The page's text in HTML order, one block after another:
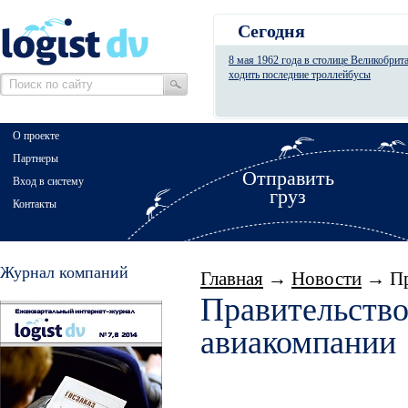
Сегодня
8 мая 1962 года в столице
ходить последние троллейбусы
Отправить
груз
О проекте
Партнеры
Вход в систему
Контакты
Журнал компаний Главная → Новости →
авиакомпании